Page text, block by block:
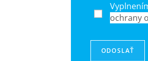
ochrany
ODOSLAŤ